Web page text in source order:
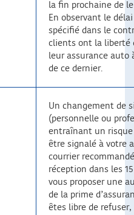
la fin prochaine de
En observant le
spécifié dans le
clients ont la liberté
leur assurance auto
de ce dernier.
Un changement de
(personnelle ou
entraînant un
être signalé à votre
courrier
réception dans les
vous proposer une
de la prime
êtes libre de